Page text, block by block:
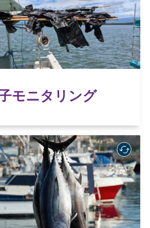
モニタリング
従来の対面監視に代わるもので、
ーサビリティを向上させ、漁船の
検証する効果的な方法を提供す
る。
業における混獲の
と透明性の向上
された缶詰や生鮮／冷凍マグロの